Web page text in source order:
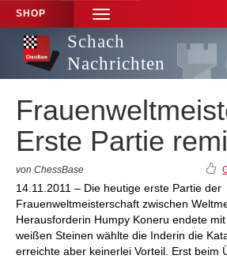
SHOP
TOGGLE
NAVIGATION
Schach
Nachrichten
Erste Partie
von ChessBase
14.11.2011 – Die heutige erste Partie der
Frauenweltmeisterschaft zwischen
Herausforderin Humpy Koneru endete
weißen Steinen wählte die Inderin die
erreichte aber keinerlei Vorteil. Erst beim